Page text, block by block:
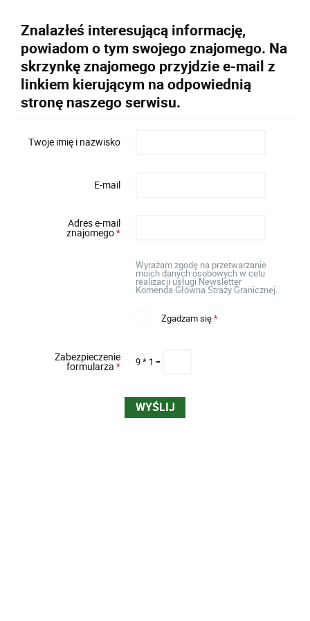
Znalazłeś interesującą informację,
powiadom o tym swojego znajomego. Na
skrzynkę znajomego przyjdzie e-mail z
linkiem kierującym na odpowiednią
stronę naszego serwisu.
Twoje imię i nazwisko
E-mail
Adres e-mail
znajomego*
Wyrażam zgodę na przetwarzanie
moich danych osobowych w celu
realizacji usługi Newsletter
Komenda Główna Straży Granicznej.
Zgadzam się*
Zabezpieczenie
formularza* 9 * 1 =